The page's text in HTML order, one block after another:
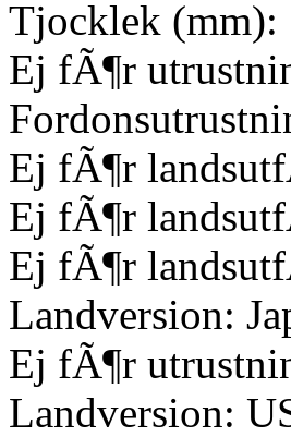
Tjocklek (mm):
Ej fÃ¶r
Ej fÃ¶r
Ej fÃ¶r
Ej fÃ¶r
Landversion:
Ej fÃ¶r
Landversion: